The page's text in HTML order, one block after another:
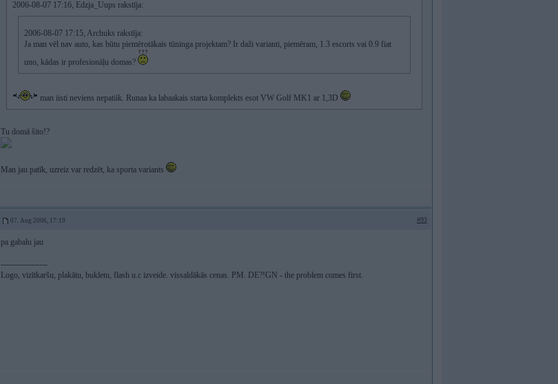
2006-08-07 17:16, Edzja_Uups rakstīja:
2006-08-07 17:15, Archuks rakstīja:
Ja man vēl nav auto, kas būtu piemērotākais tūninga projektam? Ir daži varianti, piemēram, 1.3 escorts vai 0.9 fiat
uno, kādas ir profesionāļu domas?
man iisti neviens nepatiik. Runaa ka labaakais starta komplekts esot VW Golf MK1 ar 1,3D
Tu domā šito!?
Man jau patīk, uzreiz var redzēt, ka sporta variants
07. Aug 2006, 17:19 #93
pa gabalu jau
-----------------
Logo, vizītkaršu, plakātu, bukletu, flash u.c izveide. vissaldākās cenas. PM. DE?!GN - the problem comes first.